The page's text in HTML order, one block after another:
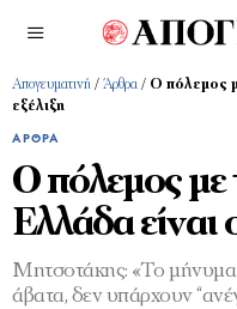
Απογευματινή / Άρθρα / Ο πόλεμος
εξέλιξη
ΆΡΘΡΑ
Ο πόλεμος με
Ελλάδα είναι
Μητσοτάκης: «Το μήνυμα
άβατα, δεν υπάρχουν